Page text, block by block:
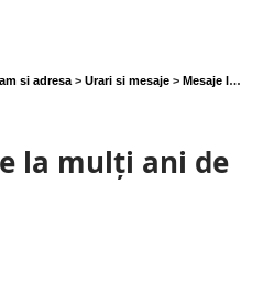
si adresa > Urari si mesaje > Mesaje lungi de la mulți ani de Sfântul Andrei
la mulți ani de